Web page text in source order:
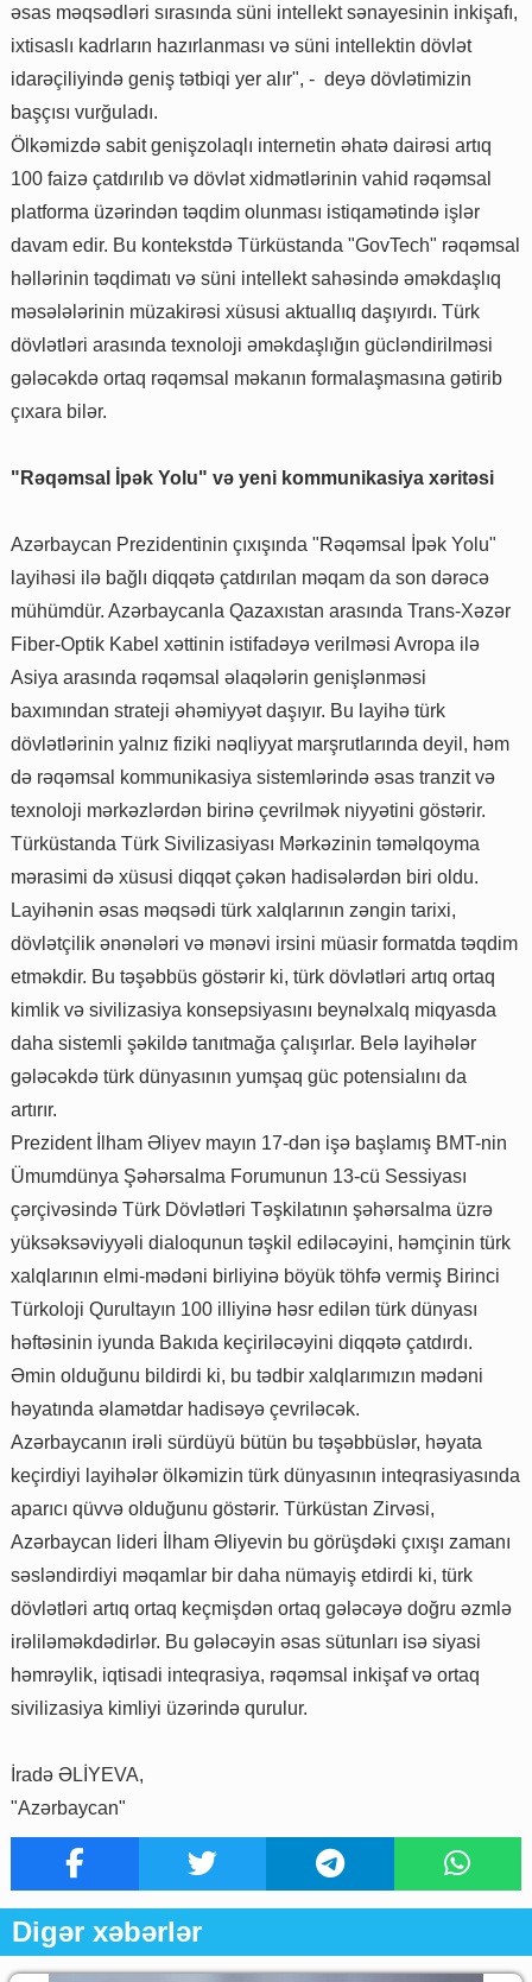
əsas məqsədləri sırasında süni intellekt sənayesinin inkişafı,
ixtisaslı kadrların hazırlanması və süni intellektin dövlət
idarəçiliyində geniş tətbiqi yer alır", - deyə dövlətimizin
başçısı vurğuladı.
Ölkəmizdə sabit genişzolaqlı internetin əhatə dairəsi artıq
100 faizə çatdırılıb və dövlət xidmətlərinin vahid rəqəmsal
platforma üzərindən təqdim olunması istiqamətində işlər
davam edir. Bu kontekstdə Türküstanda "GovTech" rəqəmsal
həllərinin təqdimatı və süni intellekt sahəsində əməkdaşlıq
məsələlərinin müzakirəsi xüsusi aktuallıq daşıyırdı. Türk
dövlətləri arasında texnoloji əməkdaşlığın gücləndirilməsi
gələcəkdə ortaq rəqəmsal məkanın formalaşmasına gətirib
çıxara bilər.
"Rəqəmsal İpək Yolu" və yeni kommunikasiya xəritəsi
Azərbaycan Prezidentinin çıxışında "Rəqəmsal İpək Yolu"
layihəsi ilə bağlı diqqətə çatdırılan məqam da son dərəcə
mühümdür. Azərbaycanla Qazaxıstan arasında Trans-Xəzər
Fiber-Optik Kabel xəttinin istifadəyə verilməsi Avropa ilə
Asiya arasında rəqəmsal əlaqələrin genişlənməsi
baxımından strateji əhəmiyyət daşıyır. Bu layihə türk
dövlətlərinin yalnız fiziki nəqliyyat marşrutlarında deyil, həm
də rəqəmsal kommunikasiya sistemlərində əsas tranzit və
texnoloji mərkəzlərdən birinə çevrilmək niyyətini göstərir.
Türküstanda Türk Sivilizasiyası Mərkəzinin təməlqoyma
mərasimi də xüsusi diqqət çəkən hadisələrdən biri oldu.
Layihənin əsas məqsədi türk xalqlarının zəngin tarixi,
dövlətçilik ənənələri və mənəvi irsini müasir formatda təqdim
etməkdir. Bu təşəbbüs göstərir ki, türk dövlətləri artıq ortaq
kimlik və sivilizasiya konsepsiyasını beynəlxalq miqyasda
daha sistemli şəkildə tanıtmağa çalışırlar. Belə layihələr
gələcəkdə türk dünyasının yumşaq güc potensialını da
artırır.
Prezident İlham Əliyev mayın 17-dən işə başlamış BMT-nin
Ümumdünya Şəhərsalma Forumunun 13-cü Sessiyası
çərçivəsində Türk Dövlətləri Təşkilatının şəhərsalma üzrə
yüksəksəviyyəli dialoqunun təşkil ediləcəyini, həmçinin türk
xalqlarının elmi-mədəni birliyinə böyük töhfə vermiş Birinci
Türkoloji Qurultayın 100 illiyinə həsr edilən türk dünyası
həftəsinin iyunda Bakıda keçiriləcəyini diqqətə çatdırdı.
Əmin olduğunu bildirdi ki, bu tədbir xalqlarımızın mədəni
həyatında əlamətdar hadisəyə çevriləcək.
Azərbaycanın irəli sürdüyü bütün bu təşəbbüslər, həyata
keçirdiyi layihələr ölkəmizin türk dünyasının inteqrasiyasında
aparıcı qüvvə olduğunu göstərir. Türküstan Zirvəsi,
Azərbaycan lideri İlham Əliyevin bu görüşdəki çıxışı zamanı
səsləndirdiyi məqamlar bir daha nümayiş etdirdi ki, türk
dövlətləri artıq ortaq keçmişdən ortaq gələcəyə doğru əzmlə
irəliləməkdədirlər. Bu gələcəyin əsas sütunları isə siyasi
həmrəylik, iqtisadi inteqrasiya, rəqəmsal inkişaf və ortaq
sivilizasiya kimliyi üzərində qurulur.
İradə ƏLİYEVA,
"Azərbaycan"
Digər xəbərlər